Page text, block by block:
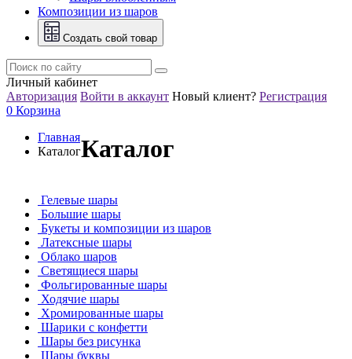
Композиции из шаров
Создать свой товар
Личный кабинет
Авторизация Войти в аккаунт Новый клиент? Регистрация
0 Корзина
Главная
КаталогКаталог
Гелевые шары
Большие шары
Букеты и композиции из шаров
Латексные шары
Облако шаров
Светящиеся шары
Фольгированные шары
Ходячие шары
Хромированные шары
Шарики с конфетти
Шары без рисунка
Шары буквы